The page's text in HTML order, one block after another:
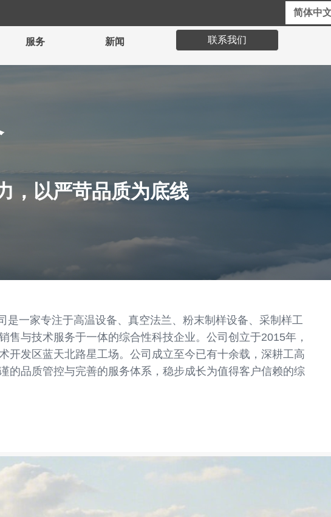
服务 新闻 联系我们
简体中
在线客服
，以严苛品质为底线
一家专注于高温设备、真空法兰、粉末制样设备、采制样工
售与技术服务于一体的综合性科技企业。公司创立于2015年，
开发区蓝天北路星工场。公司成立至今已有十余载，深耕工高
的品质管控与完善的服务体系，稳步成长为值得客户信赖的综